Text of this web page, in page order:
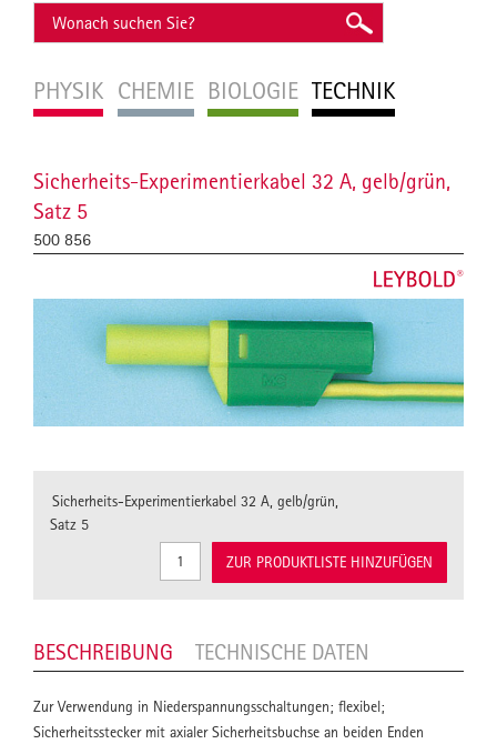
PHYSIK CHEMIE BIOLOGIE TECHNIK
Sicherheits-Experimentierkabel 32 A, gelb/grün,
Satz 5
500 856
Sicherheits-Experimentierkabel 32 A, gelb/grün,
Satz 5
ZUR PRODUKTLISTE HINZUFÜGEN
BESCHREIBUNG TECHNISCHE DATEN
Zur Verwendung in Niederspannungsschaltungen; flexibel;
Sicherheitsstecker mit axialer Sicherheitsbuchse an beiden Enden